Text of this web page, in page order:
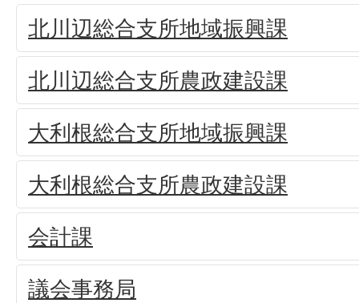
北川辺総合支所地域振興課
北川辺総合支所農政建設課
大利根総合支所地域振興課
大利根総合支所農政建設課
会計課
議会事務局